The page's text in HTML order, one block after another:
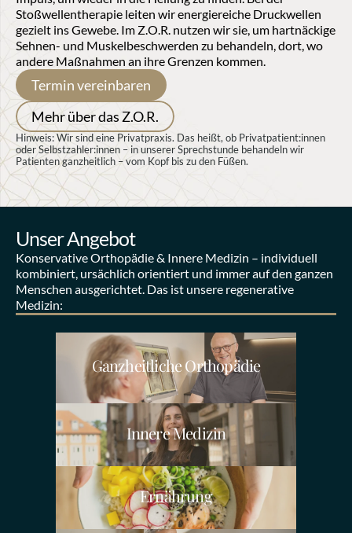
Stoßwellentherapie leiten wir energiereiche Druckwellen
gezielt ins Gewebe. Im Z.O.R. nutzen wir sie, um hartnäckige
Sehnen- und Muskelbeschwerden zu behandeln, dort, wo
andere Maßnahmen an ihre Grenzen kommen.
Termin vereinbaren
Mehr über das Z.O.R.
Hinweis: Wir sind eine Privatpraxis. Das heißt, ob Privatpatient:innen
oder Selbstzahler:innen – in unserer Sprechstunde behandeln wir
Patienten ganzheitlich – vom Kopf bis zu den Füßen.
Unser Angebot
Konservative Orthopädie & Innere Medizin – individuell
kombiniert, ursächlich orientiert und immer auf den ganzen
Menschen ausgerichtet. Das ist unsere regenerative
Medizin:
Ganzheitliche Orthopädie
Innere Medizin
Ernährung